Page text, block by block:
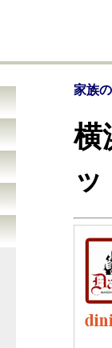
家族
横
ッ